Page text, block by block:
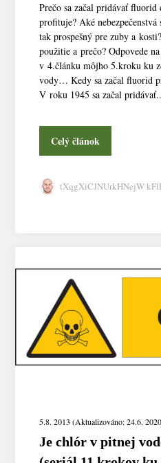
Prečo sa začal pridávať
profituje? Aké
tak prospešný pre zuby a
použitie a prečo? Odpovede
v 4.článku môjho 5.kroku ku
vody… Kedy sa začal fluorid
V roku 1945 sa začal
Celý článok
tXqgXiCJNUrkHNejW
5.8. 2013 (Aktualizováno: 24.6.
Je chlór v pitnej